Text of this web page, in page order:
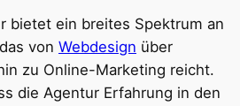
bietet ein breites Spektrum an
von Webdesign über
zu Online-Marketing reicht.
die Agentur Erfahrung in den